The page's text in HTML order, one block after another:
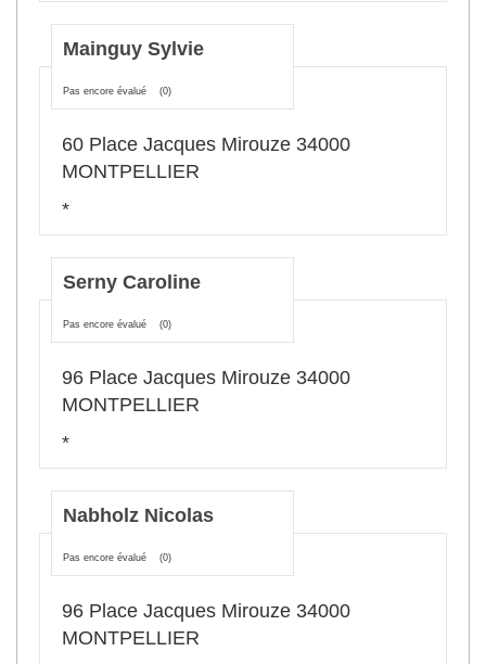
Mainguy Sylvie
Pas encore évalué (0)
60 Place Jacques Mirouze 34000
MONTPELLIER
*
Serny Caroline
Pas encore évalué (0)
96 Place Jacques Mirouze 34000
MONTPELLIER
*
Nabholz Nicolas
Pas encore évalué (0)
96 Place Jacques Mirouze 34000
MONTPELLIER